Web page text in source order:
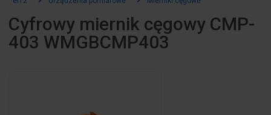
Cyfrowy miernik cęgowy CMP-
403 WMGBCMP403